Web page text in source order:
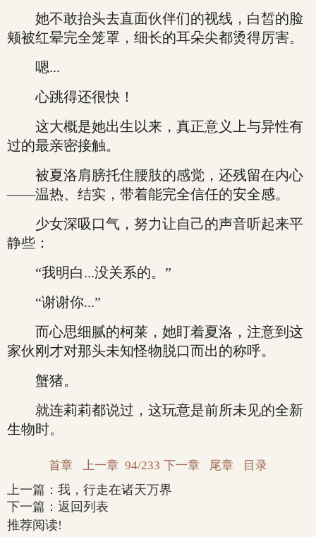
她不敢抬头去直面伙伴们的视线，白皙的脸
颊被红晕完全笼罩，细长的耳朵尖都烫得厉害。
嗯...
心跳得还很快！
这大概是她出生以来，真正意义上与异性有
过的最亲密接触。
被夏洛肩膀托住腰肢的感觉，还残留在内心
——温热、结实，带着能完全信任的安全感。
少女深吸口气，努力让自己的声音听起来平
静些：
“我明白...没关系的。”
“谢谢你...”
而心思细腻的柯莱，她盯着夏洛，注意到这
家伙刚才对那头未知怪物脱口而出的称呼。
蟹猪。
就连莉莉都说过，这玩意是前所未见的全新
生物时。
首章 上一章 94/233 下一章 尾章 目录
上一篇： 我，行走在诸天万界
下一篇： 返回列表
推荐阅读!